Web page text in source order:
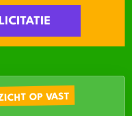
OP VAST